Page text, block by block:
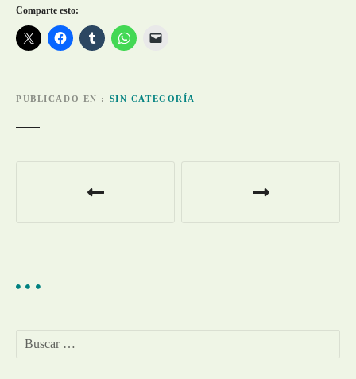
Comparte esto:
PUBLICADO EN SIN CATEGORÍA
a